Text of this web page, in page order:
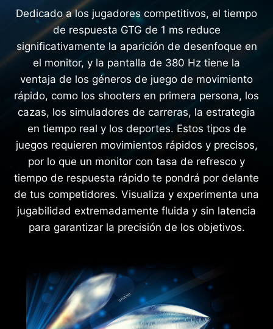
Dedicado a los jugadores competitivos, el tiempo
de respuesta GTG de 1 ms reduce
significativamente la aparición de desenfoque en
el monitor, y la pantalla de 380 Hz tiene la
ventaja de los géneros de juego de movimiento
rápido, como los shooters en primera persona, los
cazas, los simuladores de carreras, la estrategia
en tiempo real y los deportes. Estos tipos de
juegos requieren movimientos rápidos y precisos,
por lo que un monitor con tasa de refresco y
tiempo de respuesta rápido te pondrá por delante
de tus competidores. Visualiza y experimenta una
jugabilidad extremadamente fluida y sin latencia
para garantizar la precisión de los objetivos.